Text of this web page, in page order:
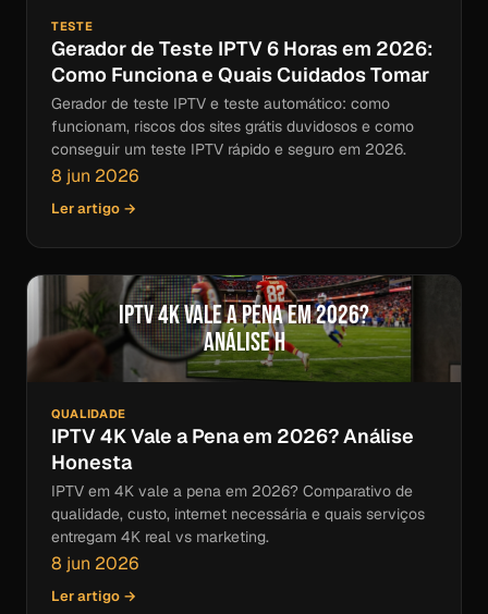
TESTE
Gerador de Teste IPTV 6 Horas em 2026:
Como Funciona e Quais Cuidados Tomar
Gerador de teste IPTV e teste automático: como
funcionam, riscos dos sites grátis duvidosos e como
conseguir um teste IPTV rápido e seguro em 2026.
8 jun 2026
Ler artigo →
IPTV 4K Vale a Pena em 2026?
Análise H
QUALIDADE
IPTV 4K Vale a Pena em 2026? Análise
Honesta
IPTV em 4K vale a pena em 2026? Comparativo de
qualidade, custo, internet necessária e quais serviços
entregam 4K real vs marketing.
8 jun 2026
Ler artigo →